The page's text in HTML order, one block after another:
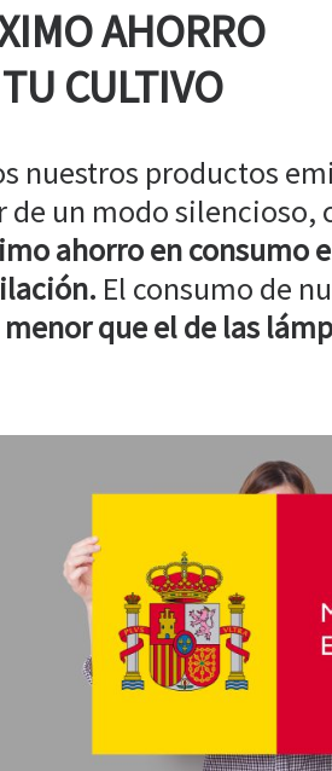
AHORRO
CULTIVO
nuestros productos
de un modo silencioso,
ahorro en consumo
El consumo de
que el de las